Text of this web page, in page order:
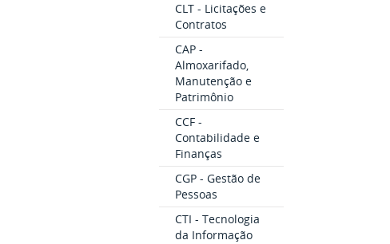
CLT - Licitações e
Contratos
CAP -
Almoxarifado,
Manutenção e
Patrimônio
CCF -
Contabilidade e
Finanças
CGP - Gestão de
Pessoas
CTI - Tecnologia
da Informação